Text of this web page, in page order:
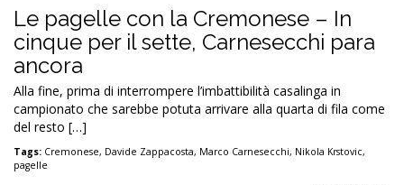
Le pagelle con la Cremonese – In
cinque per il sette, Carnesecchi para
ancora
Alla fine, prima di interrompere l’imbattibilità casalinga in
campionato che sarebbe potuta arrivare alla quarta di fila come
del resto […]
Tags: Cremonese, Davide Zappacosta, Marco Carnesecchi, Nikola Krstovic,
pagelle